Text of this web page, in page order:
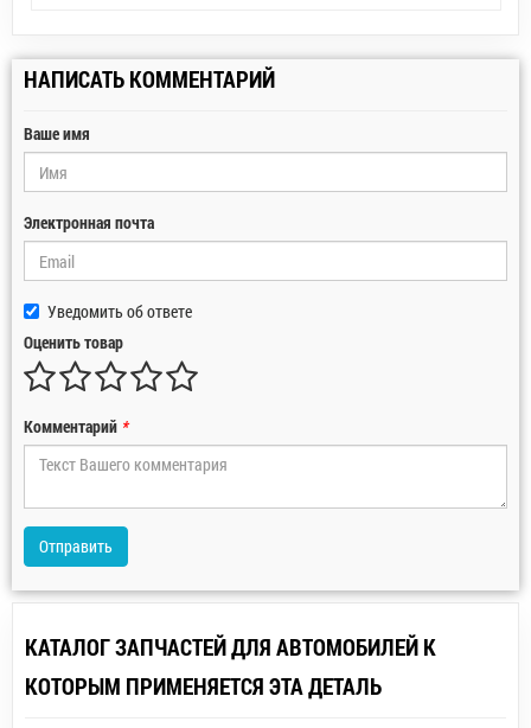
НАПИСАТЬ КОММЕНТАРИЙ
Ваше имя
Электронная почта
Уведомить об ответе
Оценить товар
Комментарий *
Отправить
КАТАЛОГ ЗАПЧАСТЕЙ ДЛЯ АВТОМОБИЛЕЙ К
КОТОРЫМ ПРИМЕНЯЕТСЯ ЭТА ДЕТАЛЬ